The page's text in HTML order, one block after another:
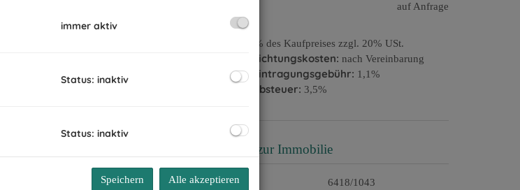
auf Anfrage
3% des Kaufpreises zzgl. 20% USt.
Vertragserrichtungskosten: nach Vereinbarung
Grundbucheintragungsgebühr: 1,1%
Grunderwerbsteuer: 3,5%
Basisdaten zur Immobilie
Objektnr. 6418/1043
immer aktiv
Status: inaktiv
Status: inaktiv
Speichern Alle akzeptieren